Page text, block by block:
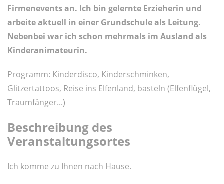
Firmenevents an. Ich bin gelernte Erzieherin und
arbeite aktuell in einer Grundschule als Leitung.
Nebenbei war ich schon mehrmals im Ausland als
Kinderanimateurin.
Programm: Kinderdisco, Kinderschminken,
Glitzertattoos, Reise ins Elfenland, basteln (Elfenflügel,
Traumfänger...)
Beschreibung des
Veranstaltungsortes
Ich komme zu Ihnen nach Hause.